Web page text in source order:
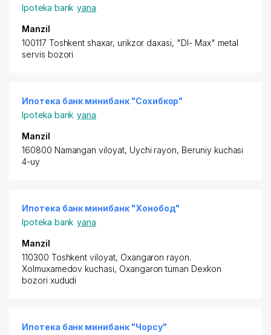
Ipoteka bank yana
Manzil
100117 Toshkent shaxar, urikzor daxasi, "DI- Max" metal
servis bozori
Ипотека банк минибанк "Сохибкор"
Ipoteka bank yana
Manzil
160800 Namangan viloyat, Uychi rayon, Beruniy kuchasi
4-uy
Ипотека банк минибанк "Хонобод"
Ipoteka bank yana
Manzil
110300 Toshkent viloyat, Oxangaron rayon.
Xolmuxamedov kuchasi, Oxangaron tuman Dexkon
bozori xududi
Ипотека банк минибанк "Чорсу"